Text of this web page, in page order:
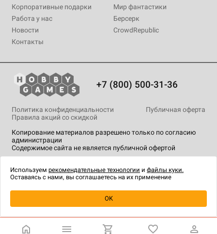
Корпоративные подарки
Работа у нас
Новости
Контакты
Мир фантастики
Берсерк
CrowdRepublic
+7 (800) 500-31-36
Копирование материалов разрешено только по согласию
администрации
Содержимое сайта не является публичной офертой
Политика конфиденциальности
Публичная оферта
Правила акций со скидкой
технологии.
Используем рекомендательные технологии и файлы куки.
Оставаясь с нами, вы соглашаетесь на их применение
OK